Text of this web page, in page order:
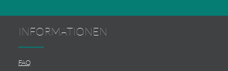
INFORMATIONEN
FAQ